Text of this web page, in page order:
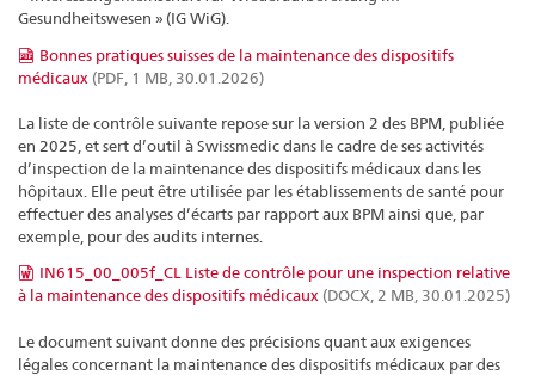
Gesundheitswesen » (IG WiG).
Bonnes pratiques suisses de la maintenance des dispositifs
médicaux (PDF, 1 MB, 30.01.2026)
La liste de contrôle suivante repose sur la version 2 des BPM, publiée
en 2025, et sert d’outil à Swissmedic dans le cadre de ses activités
d’inspection de la maintenance des dispositifs médicaux dans les
hôpitaux. Elle peut être utilisée par les établissements de santé pour
effectuer des analyses d’écarts par rapport aux BPM ainsi que, par
exemple, pour des audits internes.
IN615_00_005f_CL Liste de contrôle pour une inspection relative
à la maintenance des dispositifs médicaux (DOCX, 2 MB, 30.01.2025)
Le document suivant donne des précisions quant aux exigences
légales concernant la maintenance des dispositifs médicaux par des